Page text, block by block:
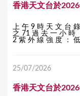
香港天文台於
上 午 9 時 天 文 台
之 71 過 去 一 小 時
2 紫 外 線 強 度 ：
25/07/2026
香港天文台於